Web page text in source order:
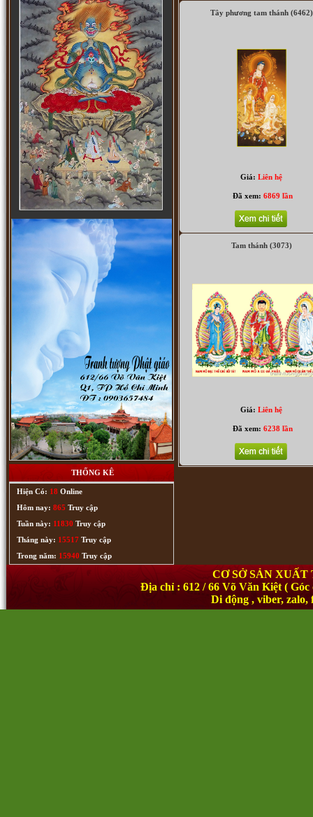
Tam thánh (3002)
(3048) Thập bát La Hán
Tranh Phật A Di Đà (2864)
THỐNG KÊ
Hiện Có: 18 Online
Hôm nay: 865 Truy cập
Tuần này: 11830 Truy cập
Tháng này: 15517 Truy cập
Trong năm: 15940 Truy cập
Tây phương tam thánh (6462)
Giá:Liên hệ
Đã xem: 6869 lần
Tam thánh (3073)
Giá:Liên hệ
Đã xem: 6238 lần
CƠ SỞ SẢN
Địa chỉ : 612 / 66 Võ Văn Kiệt (
Di động , viber,